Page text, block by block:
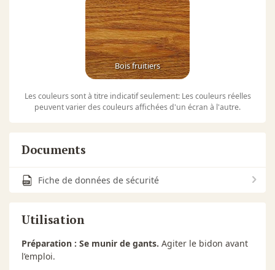
Bois fruitiers
Les couleurs sont à titre indicatif seulement: Les couleurs réelles
peuvent varier des couleurs affichées d'un écran à l'autre.
Documents
Fiche de données de sécurité
Utilisation
Préparation : Se munir de gants. Agiter le bidon avant
l’emploi.